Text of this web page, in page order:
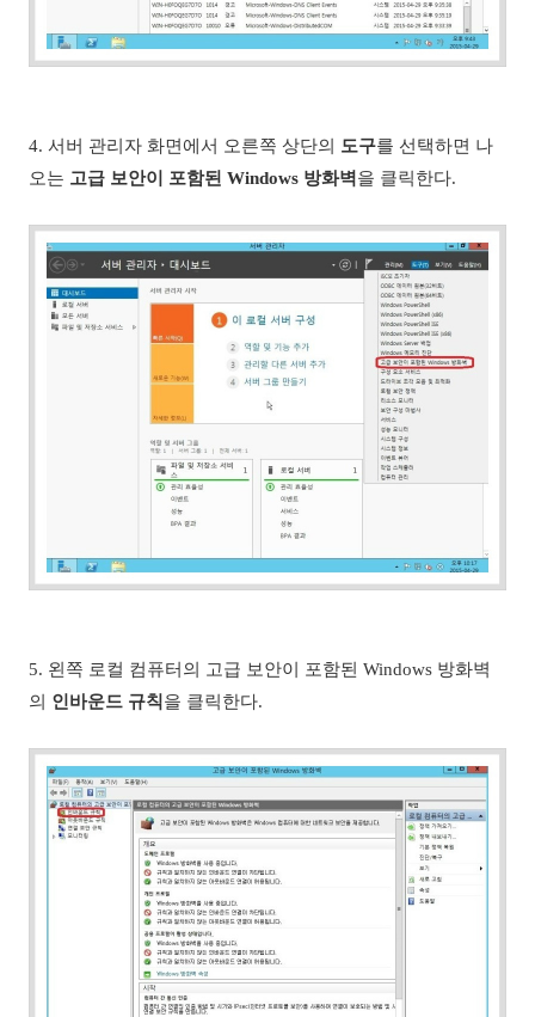
4. 서버 관리자 화면에서 오른쪽 상단의 도구를 선택하면 나
오는 고급 보안이 포함된 Windows 방화벽을 클릭한다.
5. 왼쪽 로컬 컴퓨터의 고급 보안이 포함된 Windows 방화벽
의 인바운드 규칙을 클릭한다.